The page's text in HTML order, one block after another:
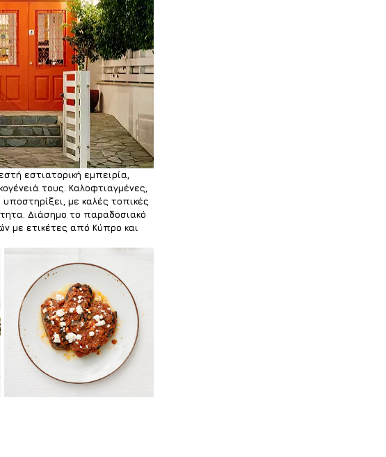
εστιατορική εμπειρία,
τους. Καλοφτιαγμένες,
με καλές τοπικές
Διάσημο το παραδοσιακό
με ετικέτες από Κύπρο και